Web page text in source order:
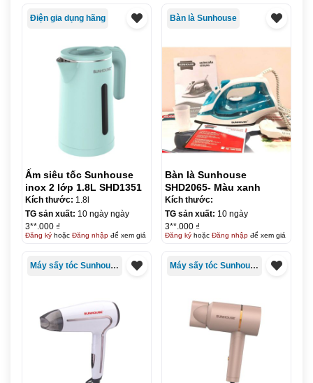
Điện gia dụng hãng
Ấm siêu tốc Sunhouse
inox 2 lớp 1.8L SHD1351
Kích thước: 1.8l
TG sản xuất: 10 ngày ngày
3**.000 ₫
Đăng kýhoặc Đăng nhậpđể xem giá
Bàn là Sunhouse
Bàn là Sunhouse
SHD2065- Màu xanh
Kích thước:
TG sản xuất: 10 ngày
3**.000 ₫
Đăng kýhoặc Đăng nhậpđể xem giá
Máy sấy tóc Sunhouse Máy sấy tóc Sunhouse